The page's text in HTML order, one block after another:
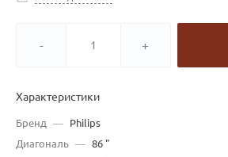
- +
Характеристики
Бренд —
Philips
Диагональ — 86 "